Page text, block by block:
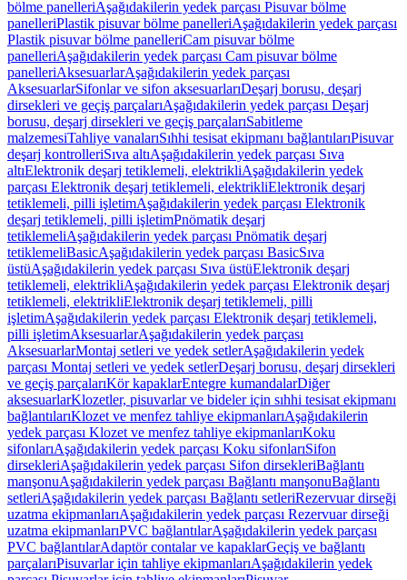
bölme panelleriAşağıdakilerin yedek parçası Pisuvar bölme
panelleriPlastik pisuvar bölme panelleriAşağıdakilerin yedek parçası
Plastik pisuvar bölme panelleriCam pisuvar bölme
panelleriAşağıdakilerin yedek parçası Cam pisuvar bölme
panelleriAksesuarlarAşağıdakilerin yedek parçası
AksesuarlarSifonlar ve sifon aksesuarlarıDeşarj borusu, deşarj
dirsekleri ve geçiş parçalarıAşağıdakilerin yedek parçası Deşarj
borusu, deşarj dirsekleri ve geçiş parçalarıSabitleme
malzemesiTahliye vanalarıSıhhi tesisat ekipmanı bağlantılarıPisuvar
deşarj kontrolleriSıva altıAşağıdakilerin yedek parçası Sıva
altıElektronik deşarj tetiklemeli, elektrikliAşağıdakilerin yedek
parçası Elektronik deşarj tetiklemeli, elektrikliElektronik deşarj
tetiklemeli, pilli işletimAşağıdakilerin yedek parçası Elektronik
deşarj tetiklemeli, pilli işletimPnömatik deşarj
tetiklemeliAşağıdakilerin yedek parçası Pnömatik deşarj
tetiklemeliBasicAşağıdakilerin yedek parçası BasicSıva
üstüAşağıdakilerin yedek parçası Sıva üstüElektronik deşarj
tetiklemeli, elektrikliAşağıdakilerin yedek parçası Elektronik deşarj
tetiklemeli, elektrikliElektronik deşarj tetiklemeli, pilli
işletimAşağıdakilerin yedek parçası Elektronik deşarj tetiklemeli,
pilli işletimAksesuarlarAşağıdakilerin yedek parçası
AksesuarlarMontaj setleri ve yedek setlerAşağıdakilerin yedek
parçası Montaj setleri ve yedek setlerDeşarj borusu, deşarj dirsekleri
ve geçiş parçalarıKör kapaklarEntegre kumandalarDiğer
aksesuarlarKlozetler, pisuvarlar ve bideler için sıhhi tesisat ekipmanı
bağlantılarıKlozet ve menfez tahliye ekipmanlarıAşağıdakilerin
yedek parçası Klozet ve menfez tahliye ekipmanlarıKoku
sifonlarıAşağıdakilerin yedek parçası Koku sifonlarıSifon
dirsekleriAşağıdakilerin yedek parçası Sifon dirsekleriBağlantı
manşonuAşağıdakilerin yedek parçası Bağlantı manşonuBağlantı
setleriAşağıdakilerin yedek parçası Bağlantı setleriRezervuar dirseği
uzatma ekipmanlarıAşağıdakilerin yedek parçası Rezervuar dirseği
uzatma ekipmanlarıPVC bağlantılarAşağıdakilerin yedek parçası
PVC bağlantılarAdaptör contalar ve kapaklarGeçiş ve bağlantı
parçalarıPisuvarlar için tahliye ekipmanlarıAşağıdakilerin yedek